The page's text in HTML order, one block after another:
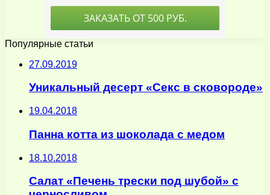
Популярные статьи
27.09.2019
Уникальный десерт «Секс в сковороде»
19.04.2018
Панна котта из шоколада с медом
18.10.2018
Салат «Печень трески под шубой» с